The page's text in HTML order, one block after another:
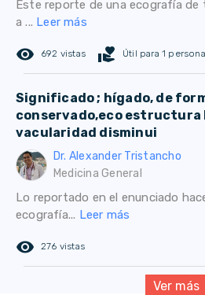
Este reporte de una ecografía de
a ... Leer más
remove_red_eye 692 vistas volunteer_activism Útil para 1
Significado ; hígado, de
conservado,eco estructura
vacularidad disminui
Dr. Alexander Tristancho
Medicina General
Lo reportado en el enunciado
ecografía... Leer más
remove_red_eye 276 vistas
Ver más